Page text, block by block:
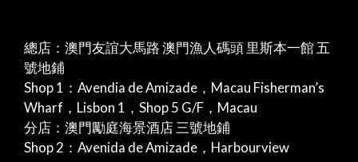
總店：澳門友誼大馬路 澳門漁人碼頭 里斯本一館 五
號地鋪
Shop 1：Avendia de Amizade，Macau Fisherman’s
Wharf，Lisbon 1，Shop 5 G/F，Macau
分店：澳門勵庭海景酒店 三號地鋪
Shop 2：Avenida de Amizade，Harbourview